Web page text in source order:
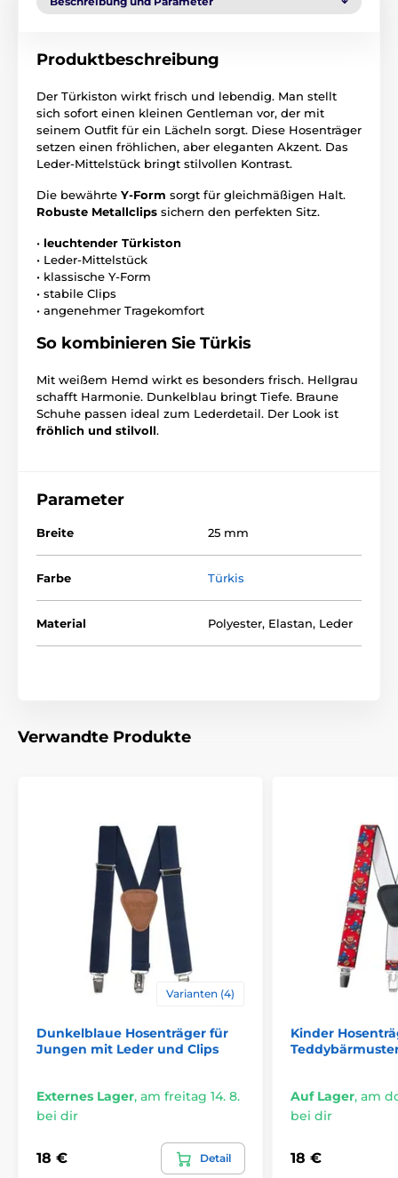
Produktbeschreibung
Der Türkiston wirkt frisch und lebendig. Man stellt
sich sofort einen kleinen Gentleman vor, der mit
seinem Outfit für ein Lächeln sorgt. Diese Hosenträger
setzen einen fröhlichen, aber eleganten Akzent. Das
Leder-Mittelstück bringt stilvollen Kontrast.
Die bewährte Y-Form sorgt für gleichmäßigen Halt.
Robuste Metallclips sichern den perfekten Sitz.
• leuchtender Türkiston
• Leder-Mittelstück
• klassische Y-Form
• stabile Clips
• angenehmer Tragekomfort
So kombinieren Sie Türkis
Mit weißem Hemd wirkt es besonders frisch. Hellgrau
schafft Harmonie. Dunkelblau bringt Tiefe. Braune
Schuhe passen ideal zum Lederdetail. Der Look ist
fröhlich und stilvoll.
Parameter
Breite 25 mm
Farbe Türkis
Material Polyester, Elastan, Leder
Verwandte Produkte
Varianten (4)
Dunkelblaue Hosenträger für
Jungen mit Leder und Clips
Externes Lager, am freitag 14. 8.
bei dir
18 € Detail
Kinder
Auf Lager, am
bei dir
18 €